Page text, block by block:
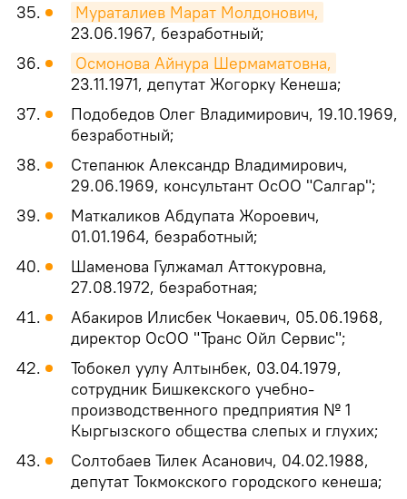
Мураталиев Марат Молдонович,
23.06.1967, безработный;
Осмонова Айнура Шермаматовна,
23.11.1971, депутат Жогорку Кенеша;
Подобедов Олег Владимирович, 19.10.1969,
безработный;
Степанюк Александр Владимирович,
29.06.1969, консультант ОсОО "Салгар";
Маткаликов Абдупата Жороевич,
01.01.1964, безработный;
Шаменова Гулжамал Аттокуровна,
27.08.1972, безработная;
Абакиров Илисбек Чокаевич, 05.06.1968,
директор ОсОО "Транс Ойл Сервис";
Тобокел уулу Алтынбек, 03.04.1979,
сотрудник Бишкекского учебно-
производственного предприятия № 1
Кыргызского общества слепых и глухих;
Солтобаев Тилек Асанович, 04.02.1988,
депутат Токмокского городского кенеша;